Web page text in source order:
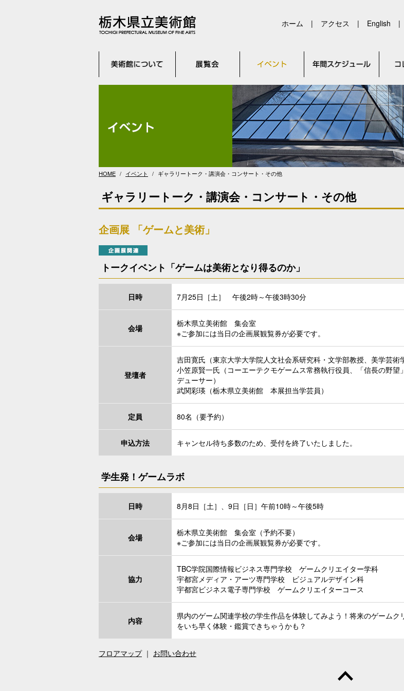
ホーム | アクセス | English |
HOME イベント ギャラリートーク・講演会・コンサート・その他
ギャラリートーク・講演会・コンサート・その他
企画展 「ゲームと美術」
トークイベント「ゲームは美術となり得るのか」
日時 7月25日［土］ 午後2時～午後3時30分
会場
栃木県立美術館 集会室
※ご参加には当日の企画展観覧券が必要です。
登壇者
吉田寛氏（東京大学大学院人文社会系研究科・文学部教授、美学芸術
小笠原賢一氏（コーエーテクモゲームス常務執行役員、「信長の野望
デューサー）
武関彩瑛（栃木県立美術館 本展担当学芸員）
定員 80名（要予約）
申込方法 キャンセル待ち多数のため、受付を終了いたしました。
学生発！ゲームラボ
日時 8月8日［土］、9日［日］午前10時～午後5時
会場
栃木県立美術館 集会室（予約不要）
※ご参加には当日の企画展観覧券が必要です。
協力
TBC学院国際情報ビジネス専門学校 ゲームクリエイター学科
宇都宮メディア・アーツ専門学校 ビジュアルデザイン科
宇都宮ビジネス電子専門学校 ゲームクリエイターコース
内容
県内のゲーム関連学校の学生作品を体験してみよう！将来のゲームク
をいち早く体験・鑑賞できちゃうかも？
フロアマップ｜ お問い合わせ